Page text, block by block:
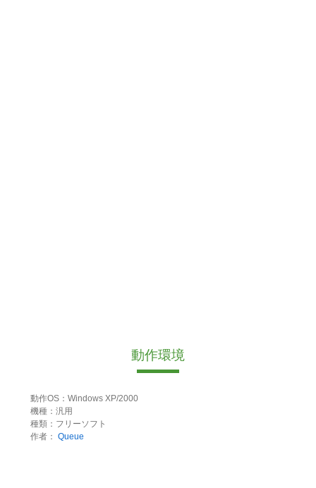
動作環境
動作OS：Windows XP/2000
機種：汎用
種類：フリーソフト
作者： Queue